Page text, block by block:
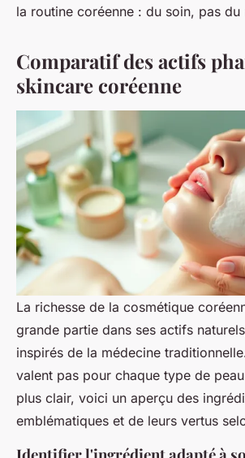
la routine coréenne : du soin, pas du
Comparatif des actifs
skincare coréenne
La richesse de la cosmétique
grande partie dans ses actifs
inspirés de la médecine
valent pas pour chaque type de
plus clair, voici un aperçu des
emblématiques et de leurs vertus